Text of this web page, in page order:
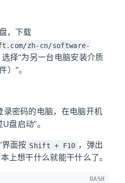
，下载
zh-cn/software-
选择“为另一台电脑安装介质
）”。
密码的电脑，在电脑开机
盘启动”。
界面按 Shift + F10 ，弹出
上想干什么就能干什么了。
BASH